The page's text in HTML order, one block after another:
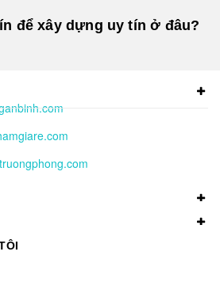
để xây dựng uy tín ở đâu?